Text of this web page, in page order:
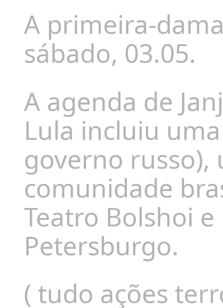
A primeira-
sábado, 03.05.
A agenda de
Lula incluiu
governo
comunidade
Teatro Bolshoi
Petersburgo.
( tudo ações